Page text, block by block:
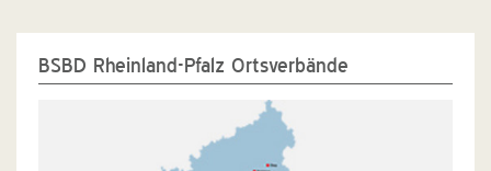
BSBD Rheinland-Pfalz Ortsverbände